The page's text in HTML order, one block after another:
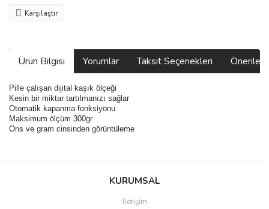
Karşılaştır
Ürün Bilgisi Yorumlar Taksit Seçenekleri
Pille çalışan dijital kaşık ölçeği
Kesin bir miktar tartılmanızı sağlar
Otomatik kapanma fonksiyonu
Maksimum ölçüm 300gr
Ons ve gram cinsinden görüntüleme
Bu ürüne ilk yorumu siz yapın!
KURUMSAL
İletişim